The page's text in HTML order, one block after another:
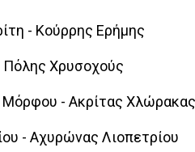
- Κούρρης Ερήμης
Χρυσοχούς
Μόρφου - Ακρίτας Χλώρακας
- Αχυρώνας Λιοπετρίου